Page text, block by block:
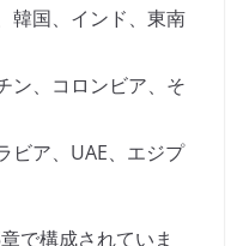
韓国、インド、東南
ン、コロンビア、そ
ビア、UAE、エジプ
で構成されていま